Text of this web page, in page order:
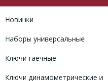
Новинки
Наборы универсальные
Ключи гаечные
Ключи динамометрические и